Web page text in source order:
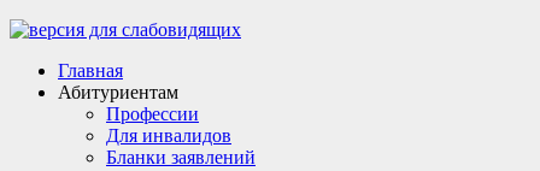
Главная
Абитуриентам
Профессии
Для инвалидов
Бланки заявлений